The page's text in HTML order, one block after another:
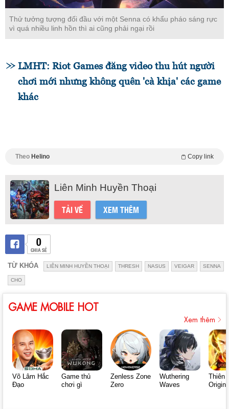
Thử tưởng tượng đối đầu với một Senna có khẩu pháo sáng rực
vì quá nhiều linh hồn thì ai cũng phải ngại rồi
LMHT: Riot Games đăng video thu hút người
chơi mới nhưng không quên 'cà khịa' các game
khác
Theo Helino Copy link
Liên Minh Huyền Thoại
TẢI VỀ XEM THÊM
0
CHIA SẺ
TỪ KHÓA LIÊN MINH HUYỀN THOẠI THRESH NASUS VEIGAR SENNA
CHO
GAME MOBILE HOT
Xem thêm
Võ Lâm Hắc
Đạo
Game thủ
chơi gì
Zenless Zone
Zero
Wuthering
Waves
Thiên
Origin